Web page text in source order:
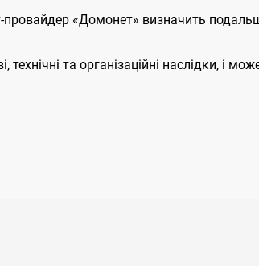
провайдер «Домонет» визначить
та організаційні наслідки, і